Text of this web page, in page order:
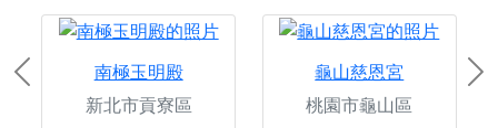
南極玉明殿
新北市貢寮區
龜山慈恩宮
桃園市龜山區
Previous